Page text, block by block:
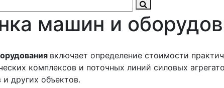
машин и
включает определение стоимости
комплексов и поточных линий силовых
других объектов.